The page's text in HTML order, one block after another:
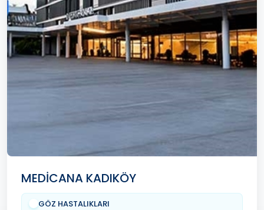
MEDİCANA KADIKÖY
GÖZ HASTALIKLARI